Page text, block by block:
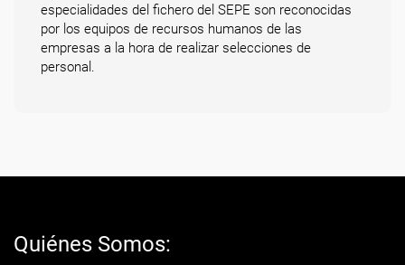
especialidades del fichero del SEPE son reconocidas
por los equipos de recursos humanos de las
empresas a la hora de realizar selecciones de
personal.
Quiénes Somos: